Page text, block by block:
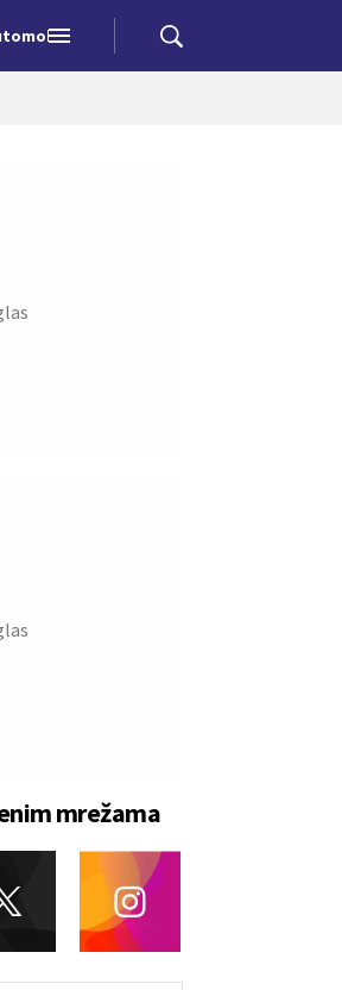
mrežama